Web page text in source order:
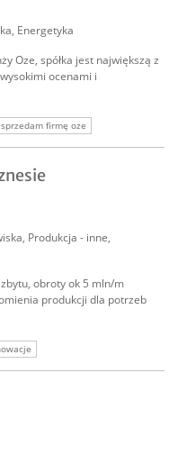
, Energetyka
Oze, spółka jest największą z
ocenami i
sprzedam firmę oze
inwestycja w oze
, Produkcja - inne,
obroty ok 5 mln/m
produkcji dla potrzeb